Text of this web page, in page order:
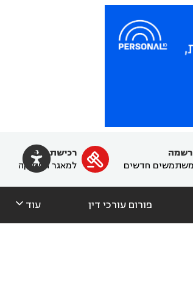

חדשים

רכישת מנוי
למאגר הפסיקה
פורום עורכי דין עוד 